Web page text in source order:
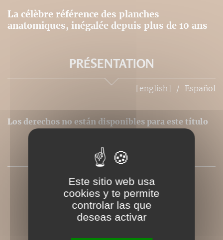
La célèbre référence des planches
anatomiques, inégalée depuis plus de 10 ans
PRÉSENTATION
[english] Español
Losderechos no estándisponiblespara este título
PRESSE
Este sitio web usa
cookies y te permite
controlar las que
deseas activar